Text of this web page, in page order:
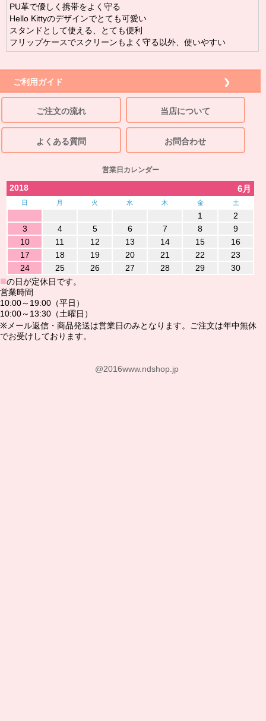
PU革で優しく携帯をよく守る
Hello Kittyのデザインでとても可愛い
スタンドとして使える、とても便利
フリップケースでスクリーンもよく守る以外、使いやすい
ご利用ガイド
ご注文の流れ 当店について
よくある質問 お問合わせ
営業日カレンダー
2018 6月
日 月 火 水 木 金 土
1
2
3
4 5 6 7 8
9
10
11 12 13 14 15
16
17
18 19 20 21 22
23
24
25 26 27 28 29 30
■の日が定休日です。
営業時間
10:00～19:00（平日）
10:00～13:30（土曜日）
※メール返信・商品発送は営業日のみとなります。ご注文は年中無休
でお受けしております。
@2016www.ndshop.jp